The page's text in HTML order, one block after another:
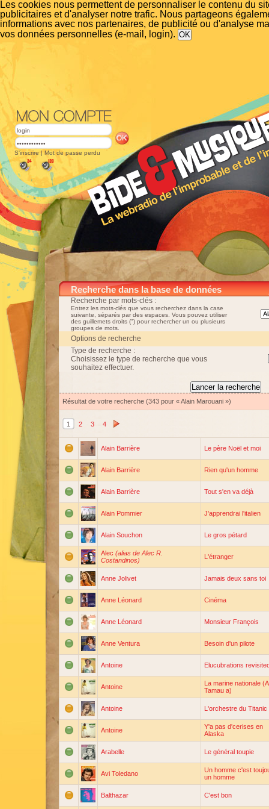
Les cookies nous permettent de personnaliser le contenu du
publicitaires et d'analyser notre trafic. Nous partageons
informations avec nos partenaires, de publicité ou d'analyse
vos données personnelles (e-mail, login).
S'inscrire | Mot de passe perdu
Recherche dans la base de données
Recherche par mots-clés :
Entrez les mots-clés que vous recherchez dans la case
suivante, séparés par des espaces. Vous pouvez utiliser
des guillemets droits (") pour rechercher un ou plusieurs
groupes de mots.
Options de recherche
Type de recherche :
Choisissez le type de recherche que vous
souhaitez effectuer.
Résultat de votre recherche (343 pour « Alain Marouani »)
1 2 3 4
Alain Barrière Le père Noël et moi
Alain Barrière Rien qu'un homme
Alain Barrière Tout s'en va déjà
Alain Pommier J'apprendrai l'italien
Alain Souchon Le gros pétard
Alec (alias de Alec R.
Costandinos)
L'étranger
Anne Jolivet Jamais deux sans toi
Anne Léonard Cinéma
Anne Léonard Monsieur François
Anne Ventura Besoin d'un pilote
Antoine Elucubrations
Antoine
La marine nationale (A
Tamau a)
Antoine L'orchestre du Titanic
Antoine
Y'a pas d'cerises en
Alaska
Arabelle Le général toupie
Avi Toledano
Un homme c'est
un homme
Balthazar C'est bon